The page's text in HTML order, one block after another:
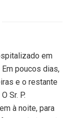
em
poucos dias,
e o restante
Sr. P.
à noite, para